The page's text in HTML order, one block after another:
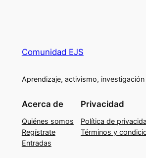
Comunidad EJS
Aprendizaje, activismo, investigación
Acerca de
Quiénes somos
Regístrate
Entradas
Privacidad
Política de
Términos y